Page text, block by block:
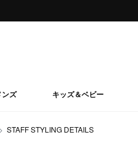
ンズ キッズ＆ベビー
STAFF STYLING DETAILS